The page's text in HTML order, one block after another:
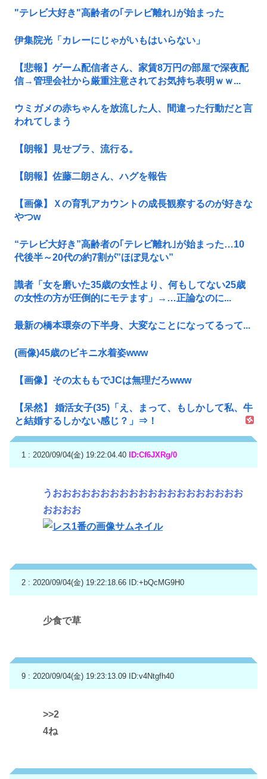
"テレビ大好き"高齢者の｢テレビ離れ｣が始まった
伊集院光「カレーにじゃがいもはいらない」
【悲報】ゲーム配信者さん、家賃8万円の部屋で深夜配
信→管理会社から厳重注意されてお気持ち表明ｗｗ...
ウミガメの赤ちゃんを放流した人、間違った行動だと言
われてしまう
【朗報】見せブラ、流行る。
【朗報】佐藤二朗さん、ハグを報告
【画像】Ｘの育乳アカウントの成長観察するのが好きな
やつw
“テレビ大好き”高齢者の｢テレビ離れ｣が始まった…10
代後半～20代の約7割が”ほぼ見ない”
識者「女を磨いた35歳の女性より、何もしてない25歳
の女性の方が圧倒的にモテます」→…正論なのに...
最新の橋本環奈の下半身、大変なことになってるって...
(画像)45歳のビキニ水着姿www
【画像】その太ももでJCは無理だろwww
【呆然】 婚活女子(35)「え、まって、もしかして私、牛
と結婚するしかない感じ？」⇒！
1 : 2020/09/04(金) 19:22:04.40 ID:Cf6JXRg/0
うおおおおおおおおおおおおおおおおおおおお
おおおお
2 : 2020/09/04(金) 19:22:18.66 ID:+bQcMG9H0
少食で草
9 : 2020/09/04(金) 19:23:13.09 ID:v4Ntgfh40
>>2
4ね